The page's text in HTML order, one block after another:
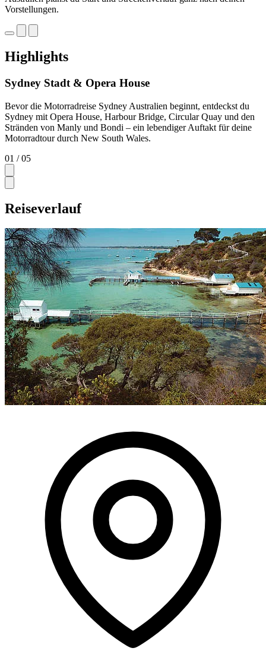
Vorstellungen.
Highlights
Sydney Stadt & Opera House
Bevor die Motorradreise Sydney Australien beginnt, entdeckst du
Sydney mit Opera House, Harbour Bridge, Circular Quay und den
Stränden von Manly und Bondi – ein lebendiger Auftakt für deine
Motorradtour durch New South Wales.
01 / 05
Reiseverlauf